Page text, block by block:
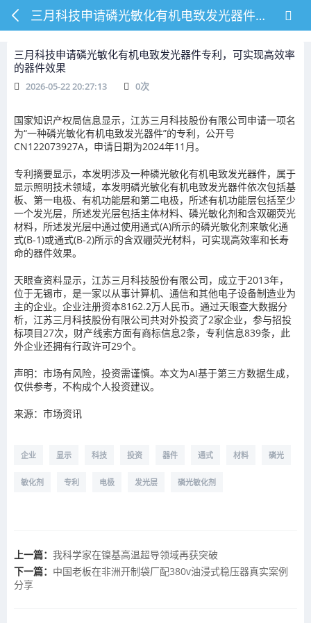
三月科技申请磷光敏化有机电致发光器件专利，可实现高效率的器件效果
三月科技申请磷光敏化有机电致发光器件专利，可实现高效率
的器件效果
2026-05-22 20:27:13 0次
国家知识产权局信息显示，江苏三月科技股份有限公司申请一项名
为“一种磷光敏化有机电致发光器件”的专利，公开号
CN122073927A，申请日期为2024年11月。
专利摘要显示，本发明涉及一种磷光敏化有机电致发光器件，属于
显示照明技术领域，本发明磷光敏化有机电致发光器件依次包括基
板、第一电极、有机功能层和第二电极，所述有机功能层包括至少
一个发光层，所述发光层包括主体材料、磷光敏化剂和含双硼荧光
材料，所述发光层中通过使用通式(A)所示的磷光敏化剂来敏化通
式(B-1)或通式(B-2)所示的含双硼荧光材料，可实现高效率和长寿
命的器件效果。
天眼查资料显示，江苏三月科技股份有限公司，成立于2013年，
位于无锡市，是一家以从事计算机、通信和其他电子设备制造业为
主的企业。企业注册资本8162.2万人民币。通过天眼查大数据分
析，江苏三月科技股份有限公司共对外投资了2家企业，参与招投
标项目27次，财产线索方面有商标信息2条，专利信息839条，此
外企业还拥有行政许可29个。
声明：市场有风险，投资需谨慎。本文为AI基于第三方数据生成，
仅供参考，不构成个人投资建议。
来源：市场资讯
企业 显示 科技 投资 器件 通式 材料 磷光
敏化剂 专利 电极 发光层 磷光敏化剂
上一篇： 我科学家在镍基高温超导领域再获突破
下一篇： 中国老板在非洲开制袋厂配380v油浸式稳压器真实案例
分享